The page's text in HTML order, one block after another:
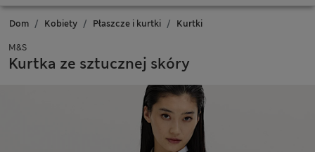
Dom Kobiety Płaszcze i kurtki Kurtki
M&S
Kurtka ze sztucznej skóry